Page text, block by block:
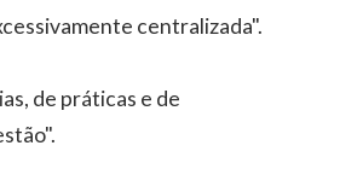
centralizada".
de práticas e de